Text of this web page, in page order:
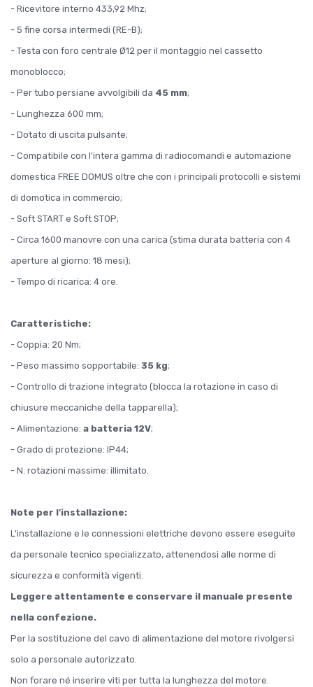
- Ricevitore interno 433,92 Mhz;
- 5 fine corsa intermedi (RE-B);
- Testa con foro centrale Ø12 per il montaggio nel cassetto
monoblocco;
- Per tubo persiane avvolgibili da 45 mm;
- Lunghezza 600 mm;
- Dotato di uscita pulsante;
- Compatibile con l'intera gamma di radiocomandi e automazione
domestica FREE DOMUS oltre che con i principali protocolli e sistemi
di domotica in commercio;
- Soft START e Soft STOP;
- Circa 1600 manovre con una carica (stima durata batteria con 4
aperture al giorno: 18 mesi);
- Tempo di ricarica: 4 ore.
Caratteristiche:
- Coppia: 20 Nm;
- Peso massimo sopportabile: 35 kg;
- Controllo di trazione integrato (blocca la rotazione in caso di
chiusure meccaniche della tapparella);
- Alimentazione: a batteria 12V;
- Grado di protezione: IP44;
- N. rotazioni massime: illimitato.
Note per l'installazione:
L'installazione e le connessioni elettriche devono essere eseguite
da personale tecnico specializzato, attenendosi alle norme di
sicurezza e conformità vigenti.
Leggere attentamente e conservare il manuale presente
nella confezione.
Per la sostituzione del cavo di alimentazione del motore rivolgersi
solo a personale autorizzato.
Non forare né inserire viti per tutta la lunghezza del motore.